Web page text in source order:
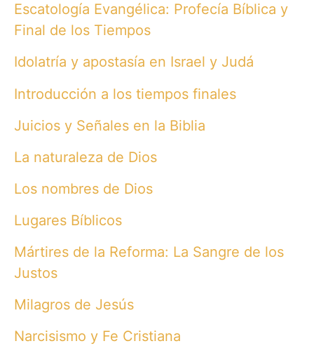
Escatología Evangélica: Profecía Bíblica y
Final de los Tiempos
Idolatría y apostasía en Israel y Judá
Introducción a los tiempos finales
Juicios y Señales en la Biblia
La naturaleza de Dios
Los nombres de Dios
Lugares Bíblicos
Mártires de la Reforma: La Sangre de los
Justos
Milagros de Jesús
Narcisismo y Fe Cristiana